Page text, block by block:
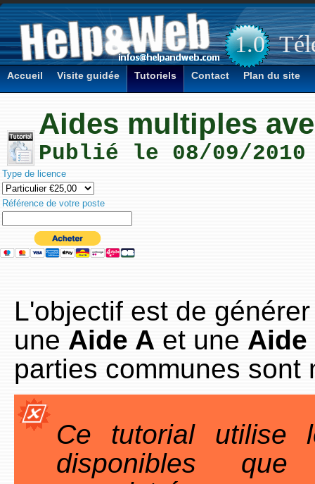
1.0
Accueil Visite guidée Tutoriels Contact Plan du site
Aides multiples
Publié le 08/09/2010
Type de licence
Référence de votre poste
L'objectif est de
une Aide A et une Aide
parties communes sont
Ce tutorial utilise
disponibles